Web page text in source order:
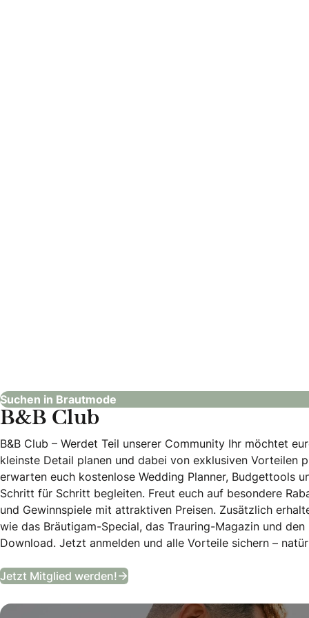
Suchen in Brautmode
B&B Club
B&B Club – Werdet Teil unserer Community Ihr möchtet
kleinste Detail planen und dabei von exklusiven Vorteilen
erwarten euch kostenlose Wedding Planner, Budgettools
Schritt für Schritt begleiten. Freut euch auf besondere
und Gewinnspiele mit attraktiven Preisen. Zusätzlich
wie das Bräutigam-Special, das Trauring-Magazin und
Download. Jetzt anmelden und alle Vorteile sichern –
Jetzt Mitglied werden! B&B Club